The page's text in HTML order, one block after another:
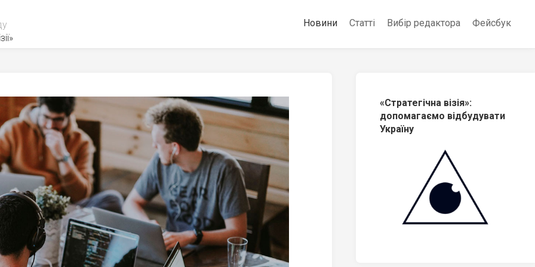
Новини Статті Вибір редактора Фейсбук
«Стратегічна візія»:
допомагаємо відбудувати
Україну